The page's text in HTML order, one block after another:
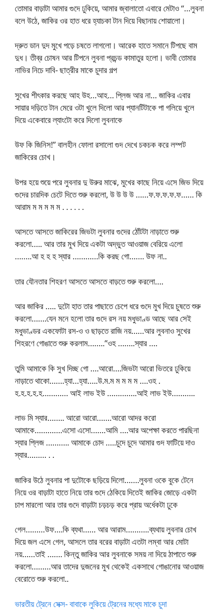
তোমার বাড়াটা আমার গুদে ঢুকিয়ে, আমার জ্বালাতো এবারে মেটাও “…লুবনা
বলে উঠে, জাকির ওর হাত ধরে হ্যাচকা টান দিয়ে বিছানায় শোয়ালো।
দ্রুত ডান দুদ মুখে পড়ে চষতে লাগলো। আরেক হাতে সমানে টিপছে বাম
দুধ। তীব্র চোষন আর টিপনে লুবনা প্রচন্ড কামাতুর হলো। ভাবী তোমার
নাভির নিচে দাবি- ছাত্রীর মাকে চুদার গল্প
সুখের শীৎকার করছে আহ উহ…আহ… প্লিজ আর না… জাকির এবার
সায়ার দড়িতে টান মেরে ওটা খুলে দিলো আর প্যানটিটাকে পা গলিয়ে খুলে
দিয়ে একেবারে ল্যাংটো করে দিলো লুবনাকে
উফ কি জিনিস!” বালহীন ফোলা রসালো গুদ দেখে চকচক করে লম্পট
জাকিরের চোখ।
উপর হয়ে শুয়ে পরে লুবনার দু উরুর মাঝে, মুখের কাছে নিয়ে এসে জিভ দিয়ে
গুদের চারদিক চেটে দিতে শুরু করলো, উ উ উ উ ……ফ.ফ.ফ.ফ.ফ…… কি
আরাম ম ম ম ম ম . . . . . .
আসতে আসতে জাকিরের জিভটা লুবনার গুদের ঠোঁটটা নাড়াতে শুরু
করলো….. আর তার মুখ দিয়ে একটা অদ্ভুত আওয়াজ বেরিয়ে এলো
……..আ হ হ হ স্যার …………কি করছ গো……. উফ না..
তার যৌনতার শিহরণ আসতে আসতে বাড়তে শুরু করলো….
আর জাকির ….. দুটো হাত তার পাছাতে চেপে ধরে গুদে মুখ দিয়ে চুষতে শুরু
করলো…….যেন মনে হলো তার গুদে রস নয় মধুভাণ্ড আছে আর সেই
মধুভাণ্ডর একফোটা রস-ও ও ছাড়তে রাজি নয়……আর লুবনাও সুখের
শিহরণে গোঙাতে শুরু করলাম……..”ওহ ……..স্যার ….
তুমি আমাকে কি সুখ দিচ্ছ গো ….আরো….জিভটা আরো ভিতরে ঢুকিয়ে
নাড়াতে থাকো…….হ্যা…হ্যা…..উ.ম.ম ম ম ম ম ….ওহ .
হ.হ.হ.হ.হ………… আই লাভ ইউ …………..আই লাভ ইউ………..
লাভ মি স্যার…….. আরো আরো…….আরো আদর করো
আমাকে………….এসো এসো…….আমি ….আর অপেক্ষা করতে পারছিনা
স্যার প্লিজ ……….. আমাকে চোদ …..চুদে চুদে আমার গুদ ফাটিয়ে দাও
স্যার……… . .
জাকির উঠে লুবনার পা দুটোকে ছড়িয়ে দিলো…….লুবনা ওকে বুকে টেনে
নিয়ে ওর বাড়াটা হাতে নিয়ে তার গুদে ঠেকিয়ে দিতেই জাকির জোড়ে একটা
চাপ মারলো আর তার গুদে বাড়াটা চড়চড় করে প্রায় অর্ধেকটা ঢুকে
গেল………উফ….কি ব্যথা…… আর আরাম………..ব্যথায় লুবনার চোখ
দিয়ে জল এসে গেল, আসলে তার বরের বাড়াটা এতটা লম্বা আর মোটা
নয়……তাই ……. কিন্তু জাকির আর লুবনাকে সময় না দিয়ে ঠাপাতে শুরু
করলো………আর তাদের দুজনের মুখ থেকেই একসাথে গোঙানোর আওয়াজ
বেরোতে শুরু করলো..
ভারতীয় ট্রেনে সেক্স- বাবাকে লুকিয়ে ট্রেনের মধ্যে মাকে চুদা